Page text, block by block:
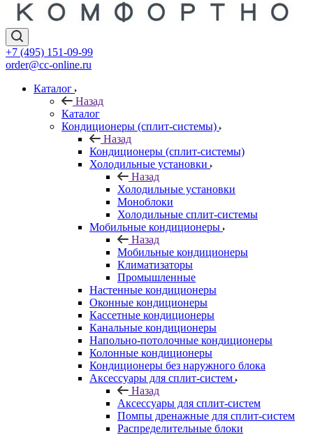
+7 (495) 151-09-99
order@cc-online.ru
Каталог
Назад
Каталог
Кондиционеры (сплит-системы)
Назад
Кондиционеры (сплит-системы)
Холодильные установки
Назад
Холодильные установки
Моноблоки
Холодильные сплит-системы
Мобильные кондиционеры
Назад
Мобильные кондиционеры
Климатизаторы
Промышленные
Настенные кондиционеры
Оконные кондиционеры
Кассетные кондиционеры
Канальные кондиционеры
Напольно-потолочные кондиционеры
Колонные кондиционеры
Кондиционеры без наружного блока
Аксессуары для сплит-систем
Назад
Аксессуары для сплит-систем
Помпы дренажные для сплит-систем
Распределительные блоки